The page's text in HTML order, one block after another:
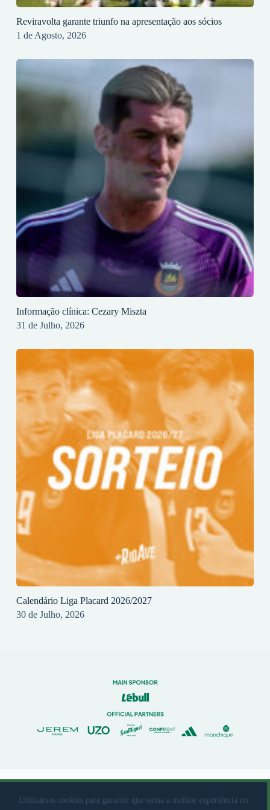
Utilizamos cookies para garantir que tenha a melhor experiência no
Reviravolta garante triunfo na apresentação aos sócios
1 de Agosto, 2026
Informação clínica: Cezary Miszta
31 de Julho, 2026
Calendário Liga Placard 2026/2027
30 de Julho, 2026
© 2023 Rio Ave Futebol Clube Desenvolvido porbrandit